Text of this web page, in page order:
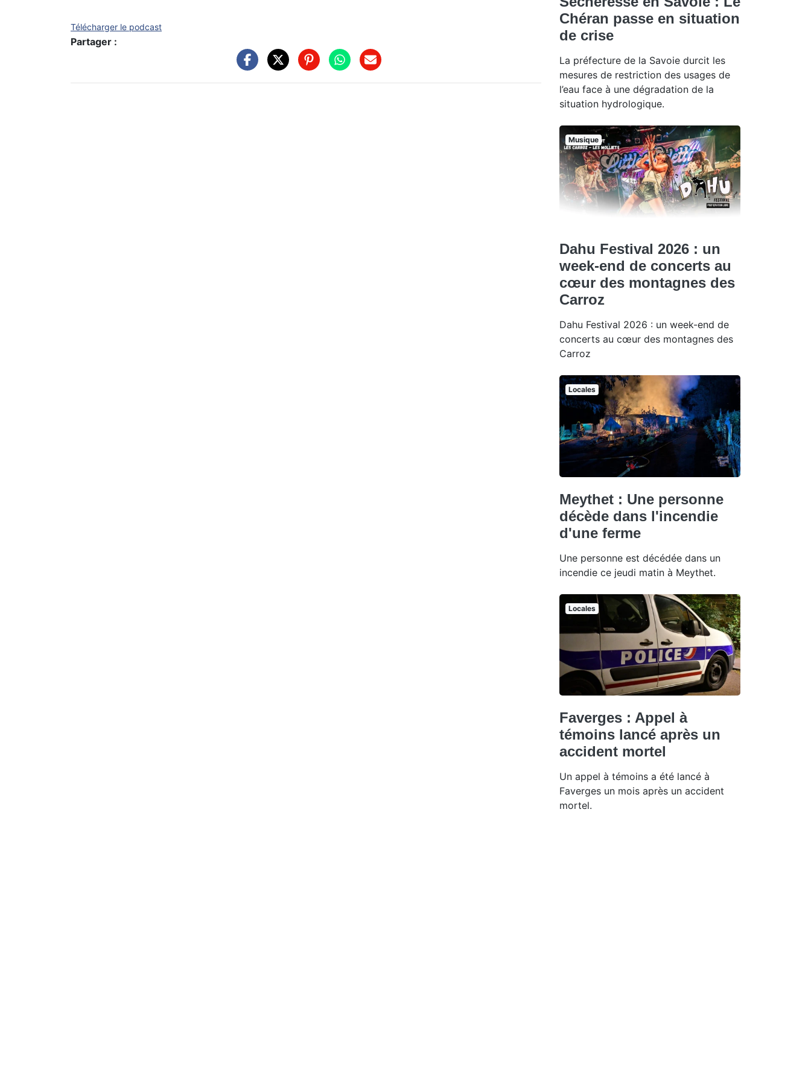
Télécharger le podcast
Partager :
Chéran passe en situation
de crise
La préfecture de la Savoie durcit les
mesures de restriction des usages de
l’eau face à une dégradation de la
situation hydrologique.
Musique
Dahu Festival 2026 : un
week-end de concerts au
cœur des montagnes des
Carroz
Dahu Festival 2026 : un week-end de
concerts au cœur des montagnes des
Carroz
Locales
Meythet : Une personne
décède dans l'incendie
d'une ferme
Une personne est décédée dans un
incendie ce jeudi matin à Meythet.
Locales
Faverges : Appel à
témoins lancé après un
accident mortel
Un appel à témoins a été lancé à
Faverges un mois après un accident
mortel.